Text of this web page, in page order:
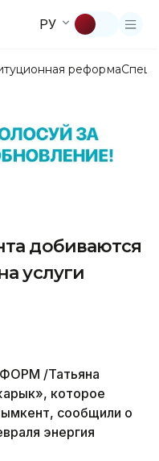
РУ
реформа
добиваются
услуги
/Татьяна
которое
сообщили о
энергия